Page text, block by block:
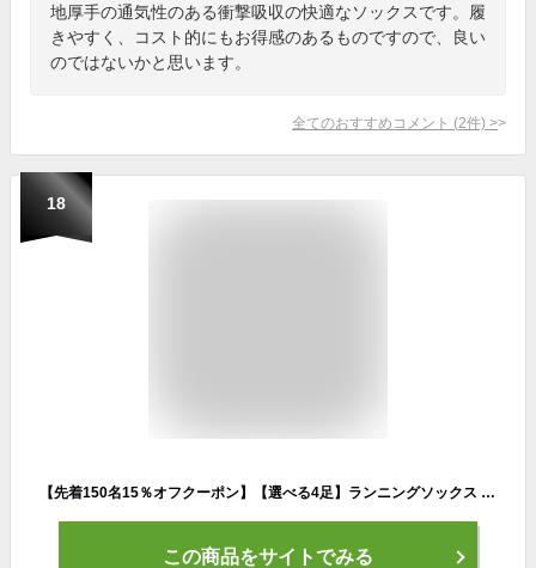
地厚手の通気性のある衝撃吸収の快適なソックスです。履
きやすく、コスト的にもお得感のあるものですので、良い
のではないかと思います。
全てのおすすめコメント (2件) >
18
【先着150名15％オフクーポン】【選べる4足】ランニングソックス 薄手 メンズ レディース スポーツソックス 靴下 春 夏 吸汗速乾 通気性 耐摩耗 防臭 横滑り防止 衝撃吸収 靴ずれ 防止 4足セット 【socks】【gear】【R】
この商品をサイトでみる